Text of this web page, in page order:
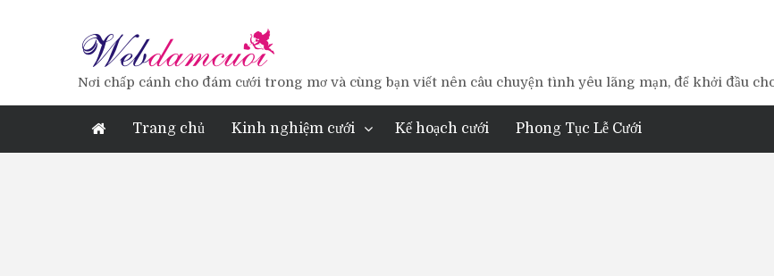
Nơi chấp cánh cho đám cưới trong mơ và cùng bạn viết nên câu chuyện tình yêu lãng mạn, để khởi đầu
Trang chủ Kinh nghiệm cưới Kế hoạch cưới Phong Tục Lễ Cưới